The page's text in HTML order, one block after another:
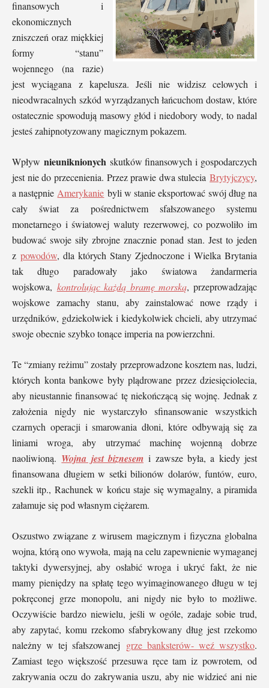
finansowych i
ekonomicznych
zniszczeń oraz miękkiej
formy “stanu”
wojennego (na razie)
jest wyciągana z kapelusza. Jeśli nie widzisz celowych i
nieodwracalnych szkód wyrządzanych łańcuchom dostaw, które
ostatecznie spowodują masowy głód i niedobory wody, to nadal
jesteś zahipnotyzowany magicznym pokazem.
Wpływ nieuniknionych skutków finansowych i gospodarczych
jest nie do przecenienia. Przez prawie dwa stulecia Brytyjczycy,
a następnie Amerykanie byli w stanie eksportować swój dług na
cały świat za pośrednictwem sfałszowanego systemu
monetarnego i światowej waluty rezerwowej, co pozwoliło im
budować swoje siły zbrojne znacznie ponad stan. Jest to jeden
z powodów, dla których Stany Zjednoczone i Wielka Brytania
tak długo paradowały jako światowa żandarmeria
wojskowa, kontrolując każdą bramę morską, przeprowadzając
wojskowe zamachy stanu, aby zainstalować nowe rządy i
urzędników, gdziekolwiek i kiedykolwiek chcieli, aby utrzymać
swoje obecnie szybko tonące imperia na powierzchni.
Te “zmiany reżimu” zostały przeprowadzone kosztem nas, ludzi,
których konta bankowe były plądrowane przez dziesięciolecia,
aby nieustannie finansować tę niekończącą się wojnę. Jednak z
założenia nigdy nie wystarczyło sfinansowanie wszystkich
czarnych operacji i smarowania dłoni, które odbywają się za
liniami wroga, aby utrzymać machinę wojenną dobrze
naoliwioną. Wojna jest biznesem i zawsze była, a kiedy jest
finansowana długiem w setki bilionów dolarów, funtów, euro,
szekli itp., Rachunek w końcu staje się wymagalny, a piramida
załamuje się pod własnym ciężarem.
Oszustwo związane z wirusem magicznym i fizyczna globalna
wojna, którą ono wywoła, mają na celu zapewnienie wymaganej
taktyki dywersyjnej, aby osłabić wroga i ukryć fakt, że nie
mamy pieniędzy na spłatę tego wyimaginowanego długu w tej
pokręconej grze monopolu, ani nigdy nie było to możliwe.
Oczywiście bardzo niewielu, jeśli w ogóle, zadaje sobie trud,
aby zapytać, komu rzekomo sfabrykowany dług jest rzekomo
należny w tej sfałszowanej grze banksterów- weź wszystko.
Zamiast tego większość przesuwa ręce tam iz powrotem, od
zakrywania oczu do zakrywania uszu, aby nie widzieć ani nie